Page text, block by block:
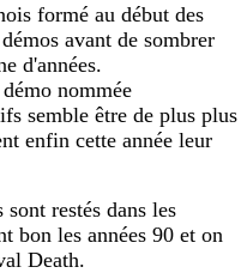
formé au début des
émos avant de sombrer
d'années.
émo nommée
semble être de plus plus
enfin cette année leur
restés dans les
bon les années 90 et on
Death.